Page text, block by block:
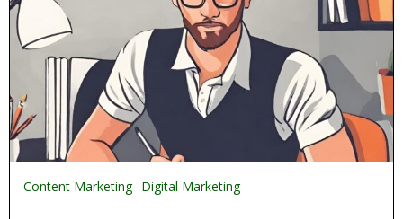
Content Marketing Digital Marketing